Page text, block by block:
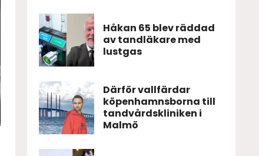
Håkan 65 blev räddad
av tandläkare med
lustgas
Därför vallfärdar
köpenhamnsborna till
tandvårdskliniken i
Malmö